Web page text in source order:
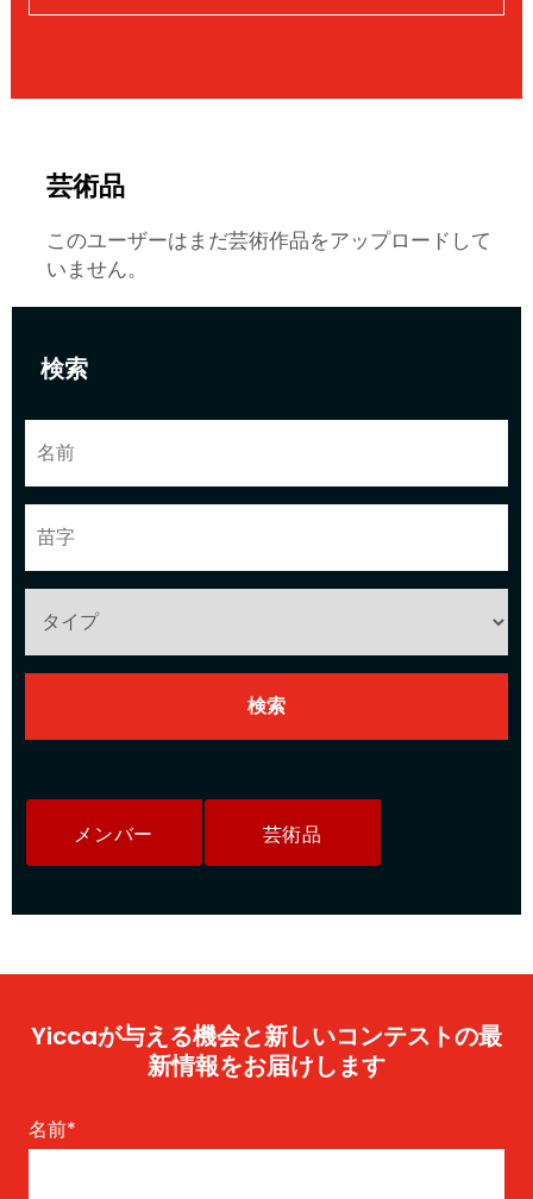
検索
メンバー 芸術品
芸術品
このユーザーはまだ芸術作品をアップロードして
いません。
Yiccaが与える機会と新しいコンテストの最
新情報をお届けします
名前*